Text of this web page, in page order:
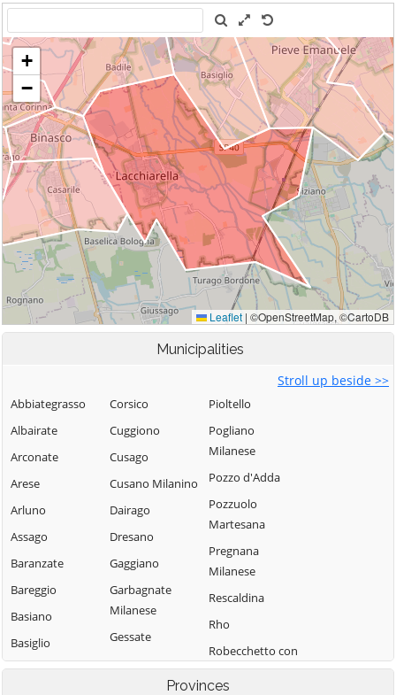
Municipalities
Stroll up beside >>
Abbiategrasso
Albairate
Arconate
Arese
Arluno
Assago
Baranzate
Bareggio
Basiano
Basiglio
Bellinzago
Corsico
Cuggiono
Cusago
Cusano Milanino
Dairago
Dresano
Gaggiano
Garbagnate
Milanese
Gessate
Gorgonzola
Pioltello
Pogliano
Milanese
Pozzo d'Adda
Pozzuolo
Martesana
Pregnana
Milanese
Rescaldina
Rho
Robecchetto con
Induno
Provinces